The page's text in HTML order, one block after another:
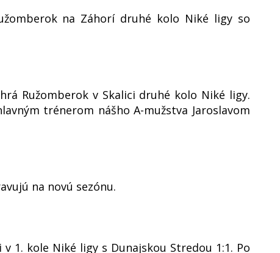
na Záhorí druhé kolo Niké ligy so
Ružomberok v Skalici druhé kolo Niké ligy.
trénerom nášho A-mužstva Jaroslavom
na novú sezónu.
1. kole Niké ligy s Dunajskou Stredou 1:1. Po